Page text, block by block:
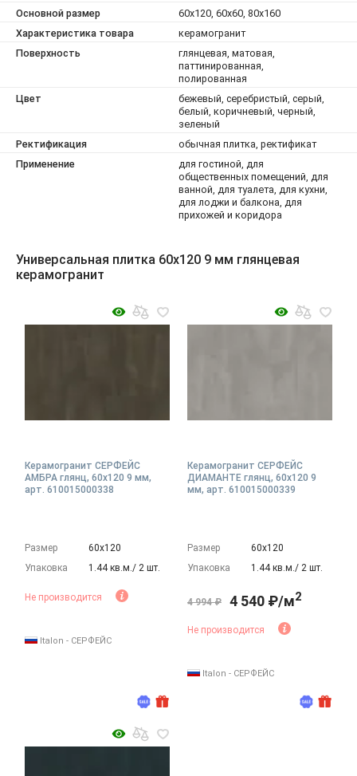
Основной размер
60x120, 60x60, 80x160
Характеристика товара
керамогранит
Поверхность
глянцевая, матовая,
паттинированная,
полированная
Цвет
бежевый, серебристый, серый,
белый, коричневый, черный,
зеленый
Ректификация
обычная плитка, ректификат
Применение
для гостиной, для
общественных помещений, для
ванной, для туалета, для кухни,
для лоджи и балкона, для
прихожей и коридора
Универсальная плитка 60x120 9 мм глянцевая
керамогранит
Керамогранит СЕРФЕЙС
АМБРА глянц, 60x120 9 мм,
арт. 610015000338
Размер
60х120
Упаковка
1.44 кв.м./ 2 шт.
Не производится
Italon - СЕРФЕЙС
Керамогранит СЕРФЕЙС
ДИАМАНТЕ глянц, 60x120 9
мм, арт. 610015000339
Размер
60х120
Упаковка
1.44 кв.м./ 2 шт.
4 994 ₽ 4 540 ₽/м2
Не производится
Italon - СЕРФЕЙС